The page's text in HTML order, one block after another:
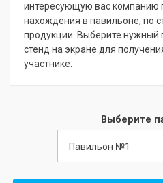
интересующую вас компанию
нахождения в павильоне, по
продукции. Выберите нужный
стенд на экране для
участнике.
Выберите
Павильон №1